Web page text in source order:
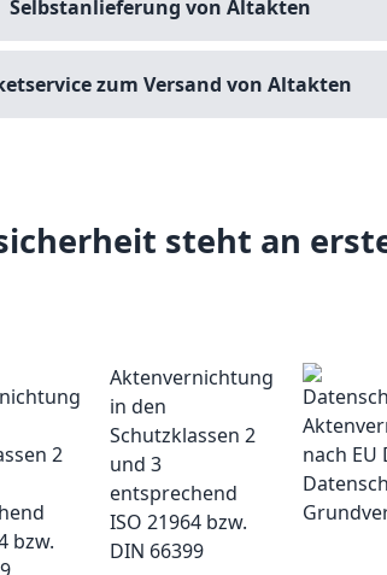
Selbstanlieferung von Altakten
zum Versand von Altakten
steht an
Aktenvernichtung
in den
Schutzklassen 2
und 3
entsprechend
ISO 21964 bzw.
DIN 66399